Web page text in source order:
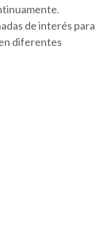
de interés para
diferentes